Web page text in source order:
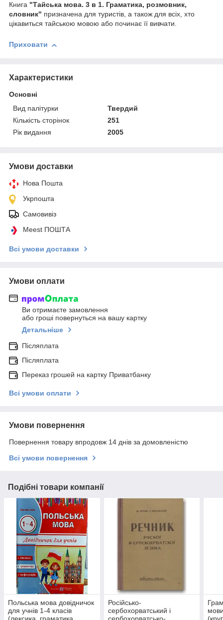
Книга "Тайська мова. 3 в 1. Граматика, розмовник,
словник" призначена для туристів, а також для всіх, хто
цікавиться тайською мовою або починає її вивчати.
Приховати
Характеристики
Основні
Вид палітурки
Твердий
Кількість сторінок
251
Рік видання
2005
Умови доставки
Нова Пошта
Укрпошта
Самовивіз
Meest ПОШТА
Всі умови доставки
Умови оплати
Ви отримаєте замовлення
або гроші повернуться на вашу картку
Детальніше
Післяплата
Післяплата
Переказ грошей на картку Приватбанку
Всі умови оплати
Умови повернення
Повернення товару впродовж 14 днів за домовленістю
Всі умови повернення
Подібні товари компанії
Польська мова довідничок
для учнів 1-4 класів
Російсько-
сербохорватський і